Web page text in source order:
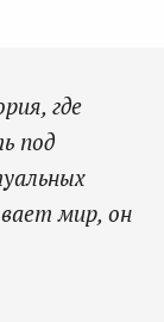
где
под
мир, он